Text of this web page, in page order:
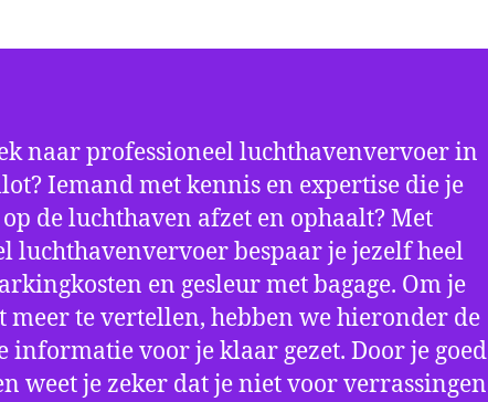
naar professioneel luchthavenvervoer in
Iemand met kennis en expertise die je
de luchthaven afzet en ophaalt? Met
luchthavenvervoer bespaar je jezelf heel
en gesleur met bagage. Om je
meer te vertellen, hebben we hieronder de
informatie voor je klaar gezet. Door je goed
weet je zeker dat je niet voor verrassingen